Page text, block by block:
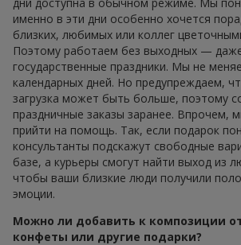
именно в эти дни особенно хочется
близких, любимых или коллег
Поэтому работаем без выходных —
государственные праздники. Мы не
календарных дней. Но предупреждаем,
загрузка может быть больше, поэтому
праздничные заказы заранее. Впрочем,
прийти на помощь. Так, если подарок
консультанты подскажут свободные
базе, а курьеры смогут найти выход из
чтобы ваши близкие люди получили
эмоции.
Можно ли добавить к композиции
конфеты или другие подарки?